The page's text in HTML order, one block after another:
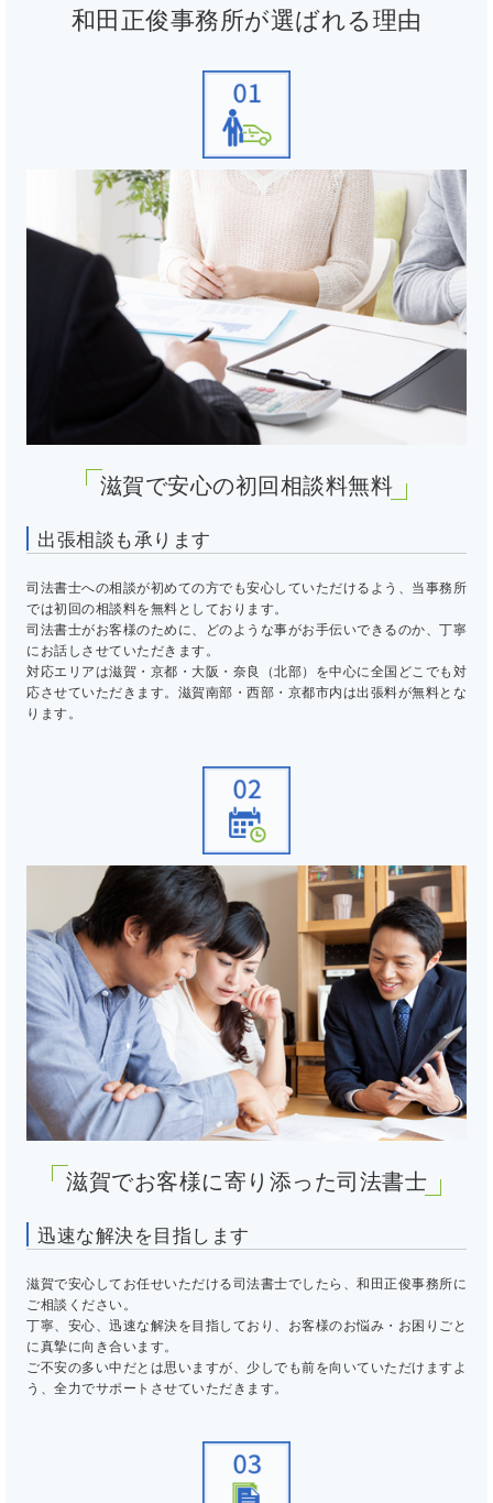
和田正俊事務所が選ばれる理由
滋賀で安心の初回相談料無料
出張相談も承ります
司法書士への相談が初めての方でも安心していただけるよう、当事務所
では初回の相談料を無料としております。
司法書士がお客様のために、どのような事がお手伝いできるのか、丁寧
にお話しさせていただきます。
対応エリアは滋賀・京都・大阪・奈良（北部）を中心に全国どこでも対
応させていただきます。滋賀南部・西部・京都市内は出張料が無料とな
ります。
滋賀でお客様に寄り添った司法書士
迅速な解決を目指します
滋賀で安心してお任せいただける司法書士でしたら、和田正俊事務所に
ご相談ください。
丁寧、安心、迅速な解決を目指しており、お客様のお悩み・お困りごと
に真摯に向き合います。
ご不安の多い中だとは思いますが、少しでも前を向いていただけますよ
う、全力でサポートさせていただきます。